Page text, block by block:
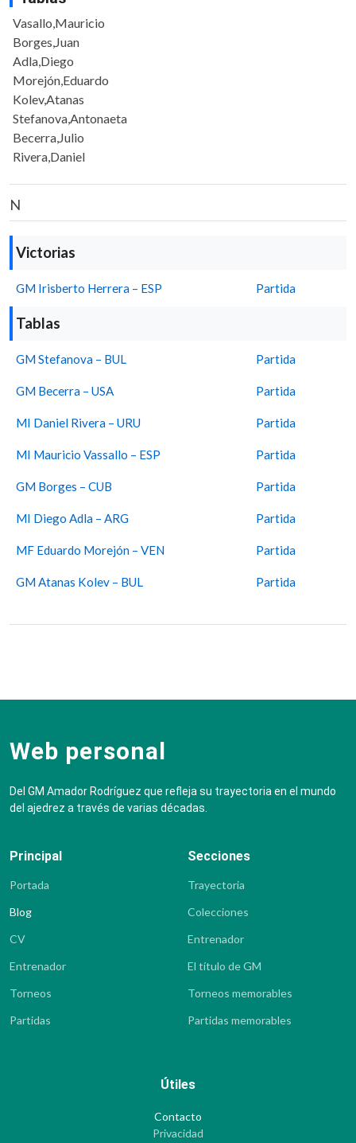
Vasallo,Mauricio
Borges,Juan
Adla,Diego
Morejón,Eduardo
Kolev,Atanas
Stefanova,Antonaeta
Becerra,Julio
Rivera,Daniel
N
Victorias
GM Irisberto Herrera – ESP Partida
Tablas
GM Stefanova – BUL Partida
GM Becerra – USA Partida
MI Daniel Rivera – URU Partida
MI Mauricio Vassallo – ESP Partida
GM Borges – CUB Partida
MI Diego Adla – ARG Partida
MF Eduardo Morejón – VEN Partida
GM Atanas Kolev – BUL Partida
Web personal
Del GM Amador Rodríguez que refleja su trayectoria en el mundo
del ajedrez a través de varias décadas.
Principal
Portada
Blog
CV
Entrenador
Torneos
Partidas
Secciones
Trayectoria
Colecciones
Entrenador
El título de GM
Torneos memorables
Partidas memorables
Útiles
Contacto
Privacidad